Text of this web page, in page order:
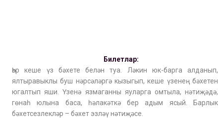
Һәр кеше үз бәхете белән туа. Ләкин юк-барга алданып,
ялтыравыклы буш нәрсәләргә кызыгып, кеше үзенең бәхетен
югалтып яши. Үзенә язмаганны яуларга омтыла, нәтиҗәдә,
гөнаһ юлына баса, һәлакәткә бер адым ясый. Барлык
бәхетсезлекләр – бәхет эзләү нәтиҗәсе.
Билетлар: